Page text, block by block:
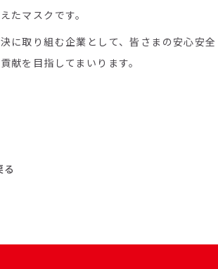
たマスクです。
に取り組む企業として、皆さまの安心安全
献を目指してまいります。